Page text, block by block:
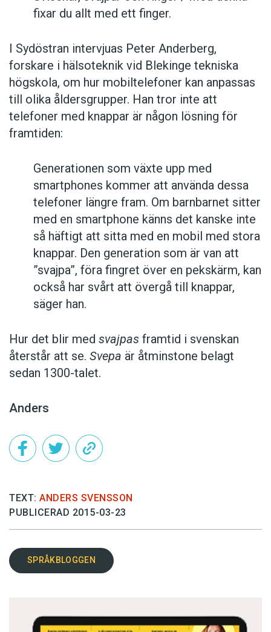
fixar du allt med ett finger.
I Sydöstran intervjuas Peter Anderberg,
forskare i hälsoteknik vid Blekinge tekniska
högskola, om hur mobiltelefoner kan anpassas
till olika åldersgrupper. Han tror inte att
telefoner med knappar är någon lösning för
framtiden:
Generationen som växte upp med
smartphones kommer att använda dessa
telefoner längre fram. Om barnbarnet sitter
med en smartphone känns det kanske inte
så häftigt att sitta med en mobil med stora
knappar. Den generation som är van att
”svajpa”, föra fingret över en pekskärm, kan
också har svårt att övergå till knappar,
säger han.
Hur det blir med svajpas framtid i svenskan
återstår att se. Svepa är åtminstone belagt
sedan 1300-talet.
Anders
TEXT: ANDERS SVENSSON
PUBLICERAD 2015-03-23
SPRÅKBLOGGEN